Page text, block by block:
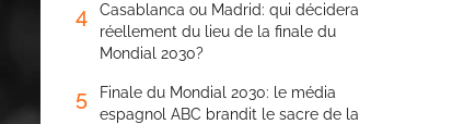
4
Casablanca ou Madrid: qui décidera
réellement du lieu de la finale du
Mondial 2030?
5
Finale du Mondial 2030: le média
espagnol ABC brandit le sacre de la